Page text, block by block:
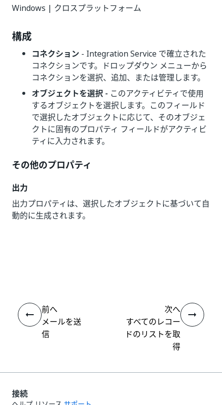
Windows | クロスプラットフォーム
構成
コネクション - Integration Service で確立された
コネクションです。ドロップダウン メニューから
コネクションを選択、追加、または管理します。
オブジェクトを選択 - このアクティビティで使用
するオブジェクトを選択します。このフィールド
で選択したオブジェクトに応じて、そのオブジェ
クトに固有のプロパティ フィールドがアクティビ
ティに入力されます。
その他のプロパティ
出力
出力プロパティは、選択したオブジェクトに基づいて自
動的に生成されます。
前へ
メールを送
信
次へ
すべてのレコー
ドのリストを取
得
接続